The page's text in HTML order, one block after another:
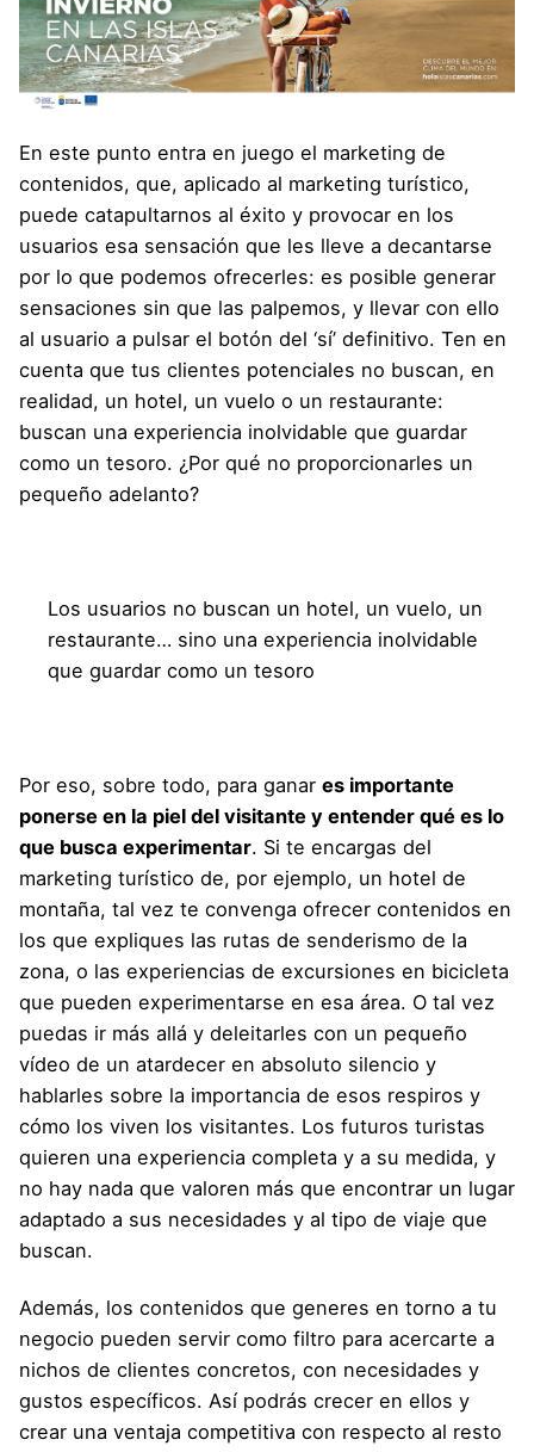
En este punto entra en juego el marketing de
contenidos, que, aplicado al marketing turístico,
puede catapultarnos al éxito y provocar en los
usuarios esa sensación que les lleve a decantarse
por lo que podemos ofrecerles: es posible generar
sensaciones sin que las palpemos, y llevar con ello
al usuario a pulsar el botón del ‘sí’ definitivo. Ten en
cuenta que tus clientes potenciales no buscan, en
realidad, un hotel, un vuelo o un restaurante:
buscan una experiencia inolvidable que guardar
como un tesoro. ¿Por qué no proporcionarles un
pequeño adelanto?
Los usuarios no buscan un hotel, un vuelo, un
restaurante… sino una experiencia inolvidable
que guardar como un tesoro
Por eso, sobre todo, para ganar es importante
ponerse en la piel del visitante y entender qué es lo
que busca experimentar. Si te encargas del
marketing turístico de, por ejemplo, un hotel de
montaña, tal vez te convenga ofrecer contenidos en
los que expliques las rutas de senderismo de la
zona, o las experiencias de excursiones en bicicleta
que pueden experimentarse en esa área. O tal vez
puedas ir más allá y deleitarles con un pequeño
vídeo de un atardecer en absoluto silencio y
hablarles sobre la importancia de esos respiros y
cómo los viven los visitantes. Los futuros turistas
quieren una experiencia completa y a su medida, y
no hay nada que valoren más que encontrar un lugar
adaptado a sus necesidades y al tipo de viaje que
buscan.
Además, los contenidos que generes en torno a tu
negocio pueden servir como filtro para acercarte a
nichos de clientes concretos, con necesidades y
gustos específicos. Así podrás crecer en ellos y
crear una ventaja competitiva con respecto al resto